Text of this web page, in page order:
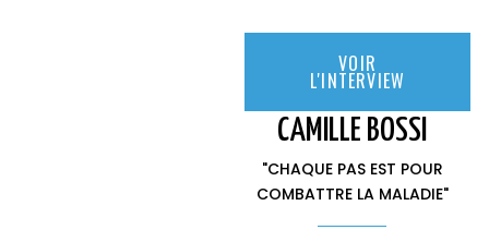
VOIR
L'INTERVIEW
CAMILLE BOSSI
"CHAQUE PAS EST POUR
COMBATTRE LA MALADIE"